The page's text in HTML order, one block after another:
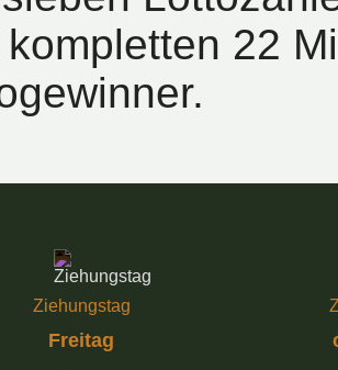
kompletten 22
Ziehungstag
Freitag